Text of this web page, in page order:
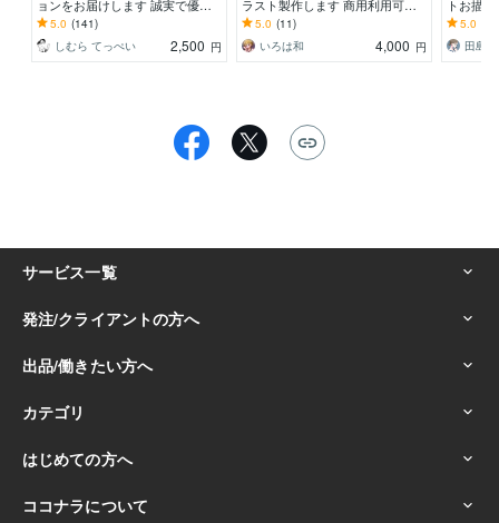
ョンをお届けします 誠実で優し
い声をお探しの方におススメ！
5.0 (141)
しむら てっぺい
2,500 円
ラスト製作します 商用利用可｜
ビジネスやブログ、教材、広告、
アイキャッチなどに
5.0 (11)
いろは和
4,000 円
トお描
挿絵や
ーンイ
5.0
田島